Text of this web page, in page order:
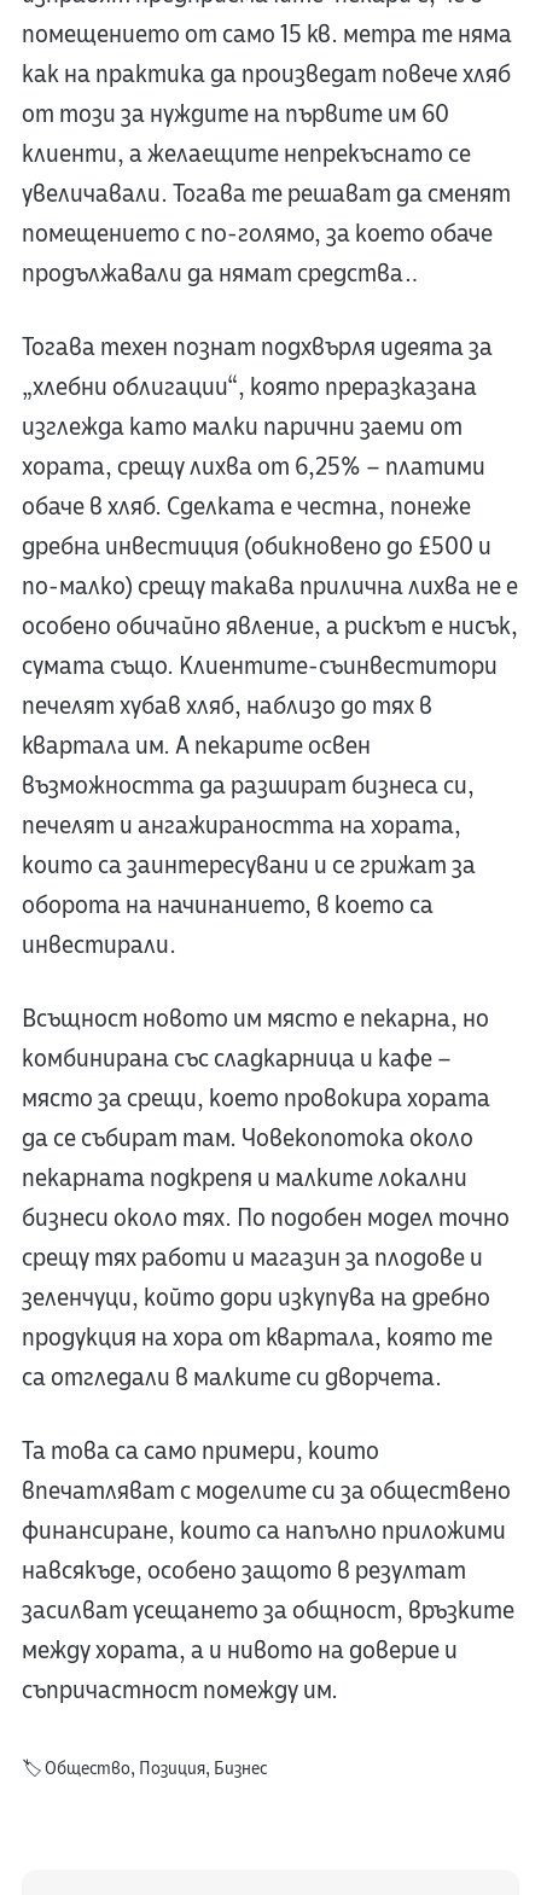
помещението от само 15 кв. метра те няма
как на практика да произведат повече хляб
от този за нуждите на първите им 60
клиенти, а желаещите непрекъснато се
увеличавали. Тогава те решават да сменят
помещението с по-голямо, за което обаче
продължавали да нямат средства…
Тогава техен познат подхвърля идеята за
„хлебни облигации“, която преразказана
изглежда като малки парични заеми от
хората, срещу лихва от 6,25% – платими
обаче в хляб. Сделката е честна, понеже
дребна инвестиция (обикновено до £500 и
по-малко) срещу такава прилична лихва не е
особено обичайно явление, а рискът е нисък,
сумата също. Клиентите-съинвеститори
печелят хубав хляб, наблизо до тях в
квартала им. А пекарите освен
възможността да разшират бизнеса си,
печелят и ангажираността на хората,
които са заинтересувани и се грижат за
оборота на начинанието, в което са
инвестирали.
Всъщност новото им място е пекарна, но
комбинирана със сладкарница и кафе –
място за срещи, което провокира хората
да се събират там. Човекопотока около
пекарната подкрепя и малките локални
бизнеси около тях. По подобен модел точно
срещу тях работи и магазин за плодове и
зеленчуци, който дори изкупува на дребно
продукция на хора от квартала, която те
са отгледали в малките си дворчета.
Та това са само примери, които
впечатляват с моделите си за обществено
финансиране, които са напълно приложими
навсякъде, особено защото в резултат
засилват усещането за общност, връзките
между хората, а и нивото на доверие и
съпричастност помежду им.
🏷️Общество, Позиция, Бизнес